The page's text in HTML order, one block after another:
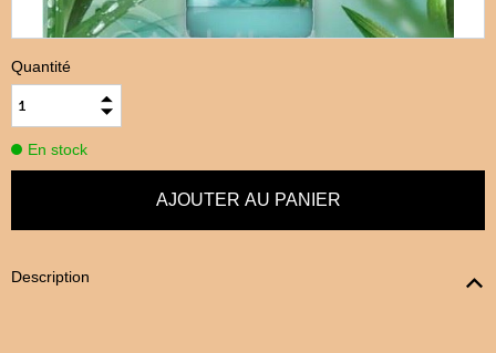
Quantité
En stock
Description